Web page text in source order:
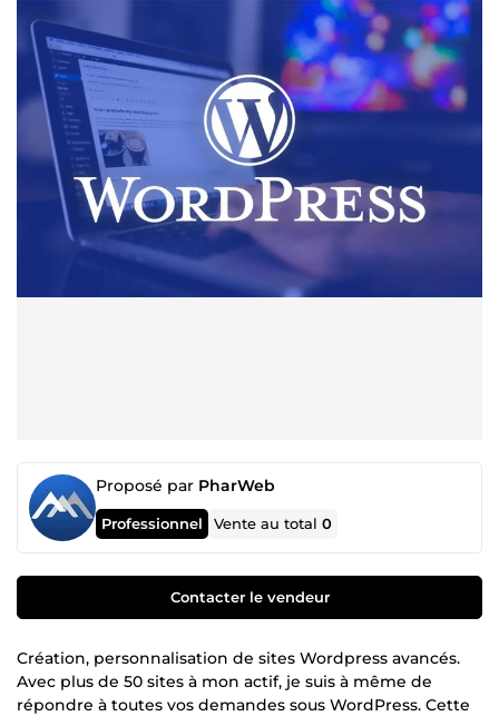
Proposé par PharWeb
Professionnel Vente au total0
Contacter le vendeur
Création, personnalisation de sites Wordpress avancés.
Avec plus de 50 sites à mon actif, je suis à même de
répondre à toutes vos demandes sous WordPress. Cette